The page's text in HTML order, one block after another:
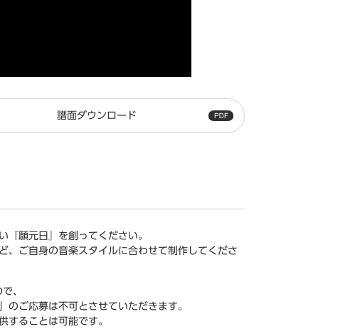
譜面ダウンロード
『願元日』を創ってください。
、ご自身の音楽スタイルに合わせて制作してくださ
、
のご応募は不可とさせていただきます。
することは可能です。